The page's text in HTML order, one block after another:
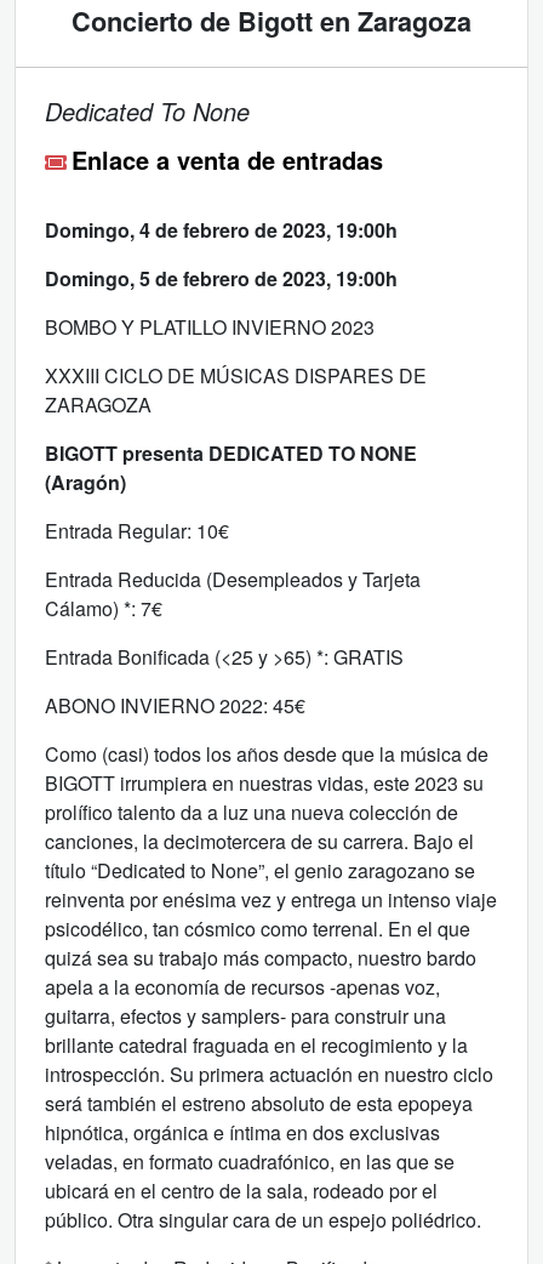
Concierto de Bigott en Zaragoza
Dedicated To None
Enlace a venta de entradas
Domingo, 4 de febrero de 2023, 19:00h
Domingo, 5 de febrero de 2023, 19:00h
BOMBO Y PLATILLO INVIERNO 2023
XXXIII CICLO DE MÚSICAS DISPARES DE
ZARAGOZA
BIGOTT presenta DEDICATED TO NONE
(Aragón)
Entrada Regular: 10€
Entrada Reducida (Desempleados y Tarjeta
Cálamo) *: 7€
Entrada Bonificada (<25 y >65) *: GRATIS
ABONO INVIERNO 2022: 45€
Como (casi) todos los años desde que la música de
BIGOTT irrumpiera en nuestras vidas, este 2023 su
prolífico talento da a luz una nueva colección de
canciones, la decimotercera de su carrera. Bajo el
título “Dedicated to None”, el genio zaragozano se
reinventa por enésima vez y entrega un intenso viaje
psicodélico, tan cósmico como terrenal. En el que
quizá sea su trabajo más compacto, nuestro bardo
apela a la economía de recursos -apenas voz,
guitarra, efectos y samplers- para construir una
brillante catedral fraguada en el recogimiento y la
introspección. Su primera actuación en nuestro ciclo
será también el estreno absoluto de esta epopeya
hipnótica, orgánica e íntima en dos exclusivas
veladas, en formato cuadrafónico, en las que se
ubicará en el centro de la sala, rodeado por el
público. Otra singular cara de un espejo poliédrico.